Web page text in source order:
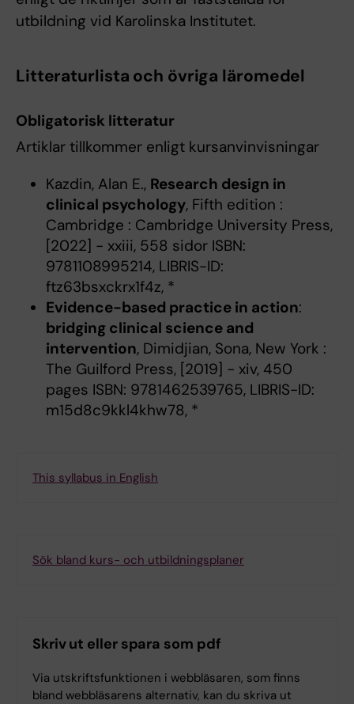
utbildning vid Karolinska Institutet.
Litteraturlista och övriga läromedel
Obligatorisk litteratur
Artiklar tillkommer enligt kursanvinvisningar
Kazdin, Alan E., Research design in
clinical psychology, Fifth edition :
Cambridge : Cambridge University Press,
[2022] - xxiii, 558 sidor ISBN:
9781108995214, LIBRIS-ID:
ftz63bsxckrx1f4z, *
Evidence-based practice in action:
bridging clinical science and
intervention, Dimidjian, Sona, New York :
The Guilford Press, [2019] - xiv, 450
pages ISBN: 9781462539765, LIBRIS-ID:
m15d8c9kkl4khw78, *
This syllabus in English
Sök bland kurs- och utbildningsplaner
Skriv ut eller spara som pdf
Via utskriftsfunktionen i webbläsaren, som finns
bland webbläsarens alternativ, kan du skriva ut